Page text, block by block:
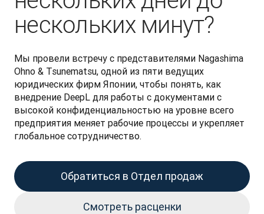
нескольких минут?
Мы провели встречу с представителями Nagashima
Ohno & Tsunematsu, одной из пяти ведущих
юридических фирм Японии, чтобы понять, как
внедрение DeepL для работы с документами с
высокой конфиденциальностью на уровне всего
предприятия меняет рабочие процессы и укрепляет
глобальное сотрудничество.
Обратиться в Отдел продаж
Смотреть расценки